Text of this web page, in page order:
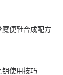
便鞋合成配方
钥使用技巧